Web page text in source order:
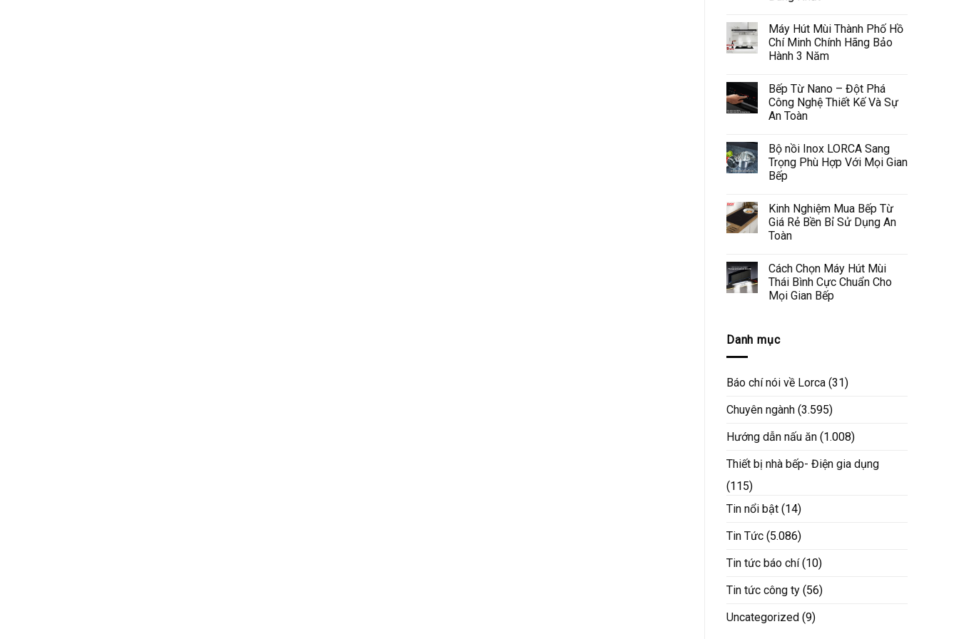
Máy Hút Mùi Thành Phố Hồ
Chí Minh Chính Hãng Bảo
Hành 3 Năm
Bếp Từ Nano – Đột Phá
Công Nghệ Thiết Kế Và Sự
An Toàn
Bộ nồi Inox LORCA Sang
Trọng Phù Hợp Với Mọi Gian
Bếp
Kinh Nghiệm Mua Bếp Từ
Giá Rẻ Bền Bỉ Sử Dụng An
Toàn
Cách Chọn Máy Hút Mùi
Thái Bình Cực Chuẩn Cho
Mọi Gian Bếp
Danh mục
Báo chí nói về Lorca (31)
Chuyên ngành (3.595)
Hướng dẫn nấu ăn (1.008)
Thiết bị nhà bếp- Điện gia dụng
(115)
Tin nổi bật (14)
Tin Tức (5.086)
Tin tức báo chí(10)
Tin tức công ty (56)
Uncategorized (9)